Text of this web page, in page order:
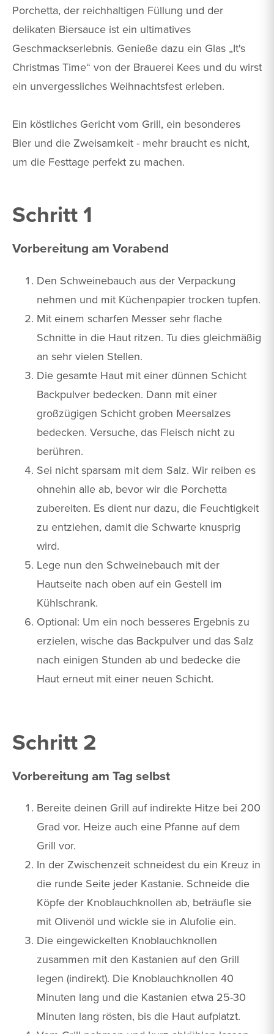
Porchetta, der reichhaltigen Füllung und der
delikaten Biersauce ist ein ultimatives
Geschmackserlebnis. Genieße dazu ein Glas „It's
Christmas Time“ von der Brauerei Kees und du wirst
ein unvergessliches Weihnachtsfest erleben.
Ein köstliches Gericht vom Grill, ein besonderes
Bier und die Zweisamkeit - mehr braucht es nicht,
um die Festtage perfekt zu machen.
Schritt 1
Vorbereitung am Vorabend
Den Schweinebauch aus der Verpackung
nehmen und mit Küchenpapier trocken tupfen.
Mit einem scharfen Messer sehr flache
Schnitte in die Haut ritzen. Tu dies gleichmäßig
an sehr vielen Stellen.
Die gesamte Haut mit einer dünnen Schicht
Backpulver bedecken. Dann mit einer
großzügigen Schicht groben Meersalzes
bedecken. Versuche, das Fleisch nicht zu
berühren.
Sei nicht sparsam mit dem Salz. Wir reiben es
ohnehin alle ab, bevor wir die Porchetta
zubereiten. Es dient nur dazu, die Feuchtigkeit
zu entziehen, damit die Schwarte knusprig
wird.
Lege nun den Schweinebauch mit der
Hautseite nach oben auf ein Gestell im
Kühlschrank.
Optional: Um ein noch besseres Ergebnis zu
erzielen, wische das Backpulver und das Salz
nach einigen Stunden ab und bedecke die
Haut erneut mit einer neuen Schicht.
Schritt 2
Vorbereitung am Tag selbst
Bereite deinen Grill auf indirekte Hitze bei 200
Grad vor. Heize auch eine Pfanne auf dem
Grill vor.
In der Zwischenzeit schneidest du ein Kreuz in
die runde Seite jeder Kastanie. Schneide die
Köpfe der Knoblauchknollen ab, beträufle sie
mit Olivenöl und wickle sie in Alufolie ein.
Die eingewickelten Knoblauchknollen
zusammen mit den Kastanien auf den Grill
legen (indirekt). Die Knoblauchknollen 40
Minuten lang und die Kastanien etwa 25-30
Minuten lang rösten, bis die Haut aufplatzt.